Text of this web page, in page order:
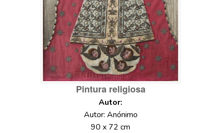
Pintura religiosa
Autor: Anónimo
90 x 72 cm